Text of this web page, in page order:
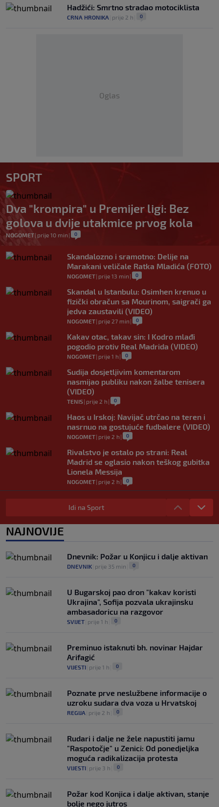
Hadžići: Smrtno stradao motociklista
CRNA HRONIKA prije 2 h 0
Oglas
SPORT
Dva "krompira" u Premijer ligi: Bez
golova u dvije utakmice prvog kola
NOGOMET| prije 10 min | 0
Skandalozno i sramotno: Delije na
Marakani veličale Ratka Mladića (FOTO)
NOGOMET| prije 13 min | 0
Skandal u Istanbulu: Osimhen krenuo u
fizički obračun sa Mourinom, saigrači ga
jedva zaustavili (VIDEO)
NOGOMET| prije 27 min | 0
Kakav otac, takav sin: I Kodro mlađi
pogodio protiv Real Madrida (VIDEO)
NOGOMET| prije 1 h | 0
Sudija dosjetljivim komentarom
nasmijao publiku nakon žalbe tenisera
(VIDEO)
TENIS| prije 2 h | 0
Haos u Irskoj: Navijač utrčao na teren i
nasrnuo na gostujuće fudbalere (VIDEO)
NOGOMET| prije 2 h | 0
Rivalstvo je ostalo po strani: Real
Madrid se oglasio nakon teškog gubitka
Lionela Messija
NOGOMET| prije 2 h | 0
WNBA igračice odgovorile Kanteru
nakon provokacije: "Nećemo biti politički
0
FIFA-e je vaš novac", danas se suočava s
najvećom krizom
| prije 3 h
Idi na Sport
NAJNOVIJE
Dnevnik: Požar u Konjicu i dalje aktivan
DNEVNIK prije 35 min 0
U Bugarskoj pao dron "kakav koristi
Ukrajina", Sofija pozvala ukrajinsku
ambasadoricu na razgovor
SVIJET prije 1 h 0
Preminuo istaknuti bh. novinar Hajdar
Arifagić
VIJESTI prije 1 h 0
Poznate prve neslužbene informacije o
uzroku sudara dva voza u Hrvatskoj
REGIJA prije 2 h 0
Rudari i dalje ne žele napustiti jamu
"Raspotočje" u Zenici: Od ponedjeljka
moguća radikalizacija protesta
VIJESTI prije 3 h 0
Požar kod Konjica i dalje aktivan, stanje
bolje nego jutros